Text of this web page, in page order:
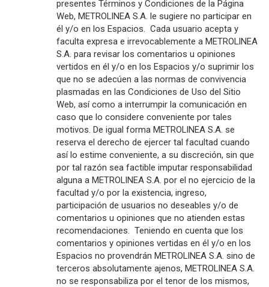
presentes Términos y Condiciones de la Página
Web, METROLINEA S.A. le sugiere no participar en
él y/o en los Espacios. Cada usuario acepta y
faculta expresa e irrevocablemente a METROLINEA
S.A. para revisar los comentarios u opiniones
vertidos en él y/o en los Espacios y/o suprimir los
que no se adecúen a las normas de convivencia
plasmadas en las Condiciones de Uso del Sitio
Web, así como a interrumpir la comunicación en
caso que lo considere conveniente por tales
motivos. De igual forma METROLINEA S.A. se
reserva el derecho de ejercer tal facultad cuando
así lo estime conveniente, a su discreción, sin que
por tal razón sea factible imputar responsabilidad
alguna a METROLINEA S.A. por el no ejercicio de la
facultad y/o por la existencia, ingreso,
participación de usuarios no deseables y/o de
comentarios u opiniones que no atienden estas
recomendaciones. Teniendo en cuenta que los
comentarios y opiniones vertidas en él y/o en los
Espacios no provendrán METROLINEA S.A. sino de
terceros absolutamente ajenos, METROLINEA S.A.
no se responsabiliza por el tenor de los mismos,